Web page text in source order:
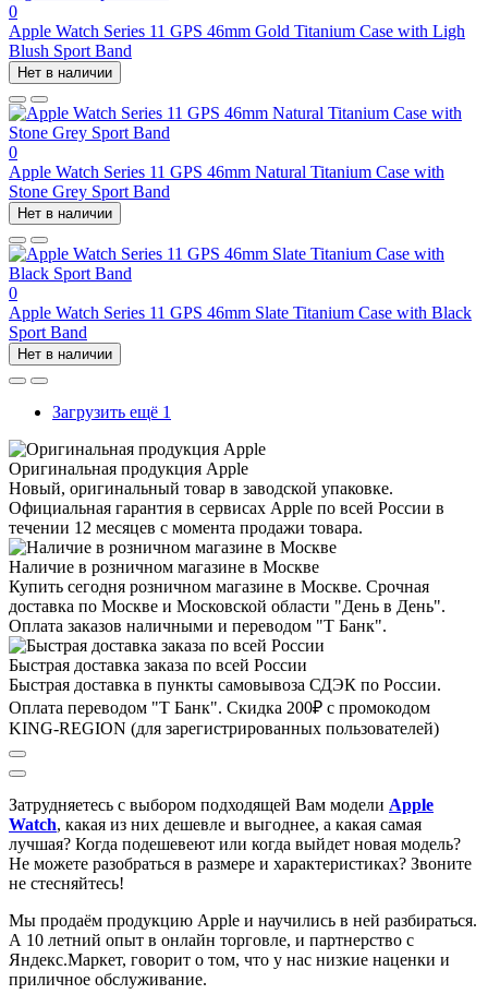
0
Apple Watch Series 11 GPS 46mm Gold Titanium Case with Ligh
Blush Sport Band
Нет в наличии
0
Apple Watch Series 11 GPS 46mm Natural Titanium Case with
Stone Grey Sport Band
Нет в наличии
0
Apple Watch Series 11 GPS 46mm Slate Titanium Case with Black
Sport Band
Нет в наличии
Загрузить ещё 1
Оригинальная продукция Apple
Новый, оригинальный товар в заводской упаковке.
Официальная гарантия в сервисах Apple по всей России в
течении 12 месяцев с момента продажи товара.
Наличие в розничном магазине в Москве
Купить сегодня розничном магазине в Москве. Срочная
доставка по Москве и Московской области "День в День".
Оплата заказов наличными и переводом "Т Банк".
Быстрая доставка заказа по всей России
Быстрая доставка в пункты самовывоза СДЭК по России.
Оплата переводом "Т Банк". Скидка 200₽ с промокодом
KING-REGION (для зарегистрированных пользователей)
Затрудняетесь с выбором подходящей Вам модели Apple
Watch, какая из них дешевле и выгоднее, а какая самая
лучшая? Когда подешевеют или когда выйдет новая модель?
Не можете разобраться в размере и характеристиках? Звоните
не стесняйтесь!
Мы продаём продукцию Apple и научились в ней разбираться.
А 10 летний опыт в онлайн торговле, и партнерство с
Яндекс.Маркет, говорит о том, что у нас низкие наценки и
приличное обслуживание.